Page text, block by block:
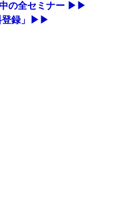
の全セミナー ▶▶
登録」▶▶